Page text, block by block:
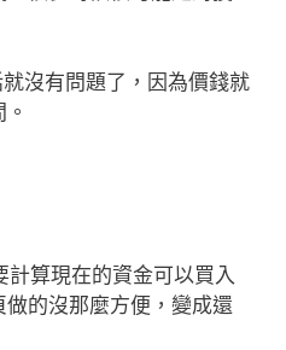
沒有問題了，因為價錢就
計算現在的資金可以買入
的沒那麼方便，變成還